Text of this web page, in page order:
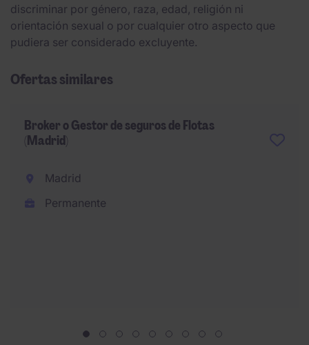
discriminar por género, raza, edad, religión ni
orientación sexual o por cualquier otro aspecto que
pudiera ser considerado excluyente.
Ofertas similares
Broker o Gestor de seguros de Flotas
(Madrid)
Madrid
Permanente